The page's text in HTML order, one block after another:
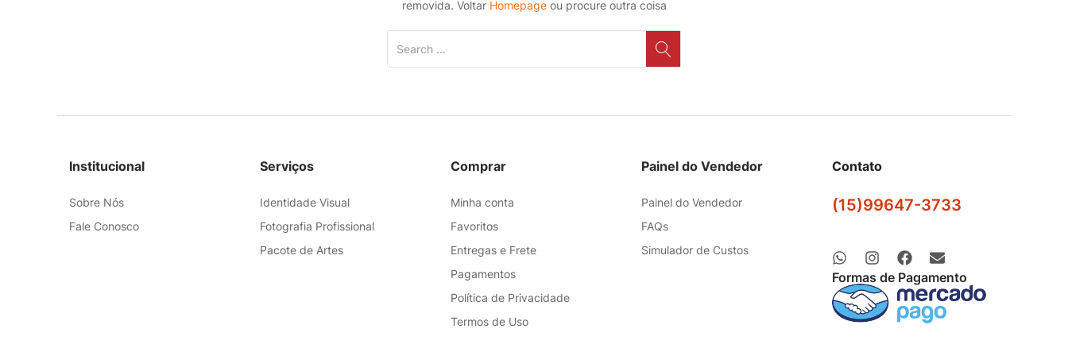
removida. Voltar Homepageou procure outra coisa
Institucional
Sobre Nós
Fale Conosco
Serviços
Identidade Visual
Fotografia Profissional
Pacote de Artes
Comprar
Minha conta
Favoritos
Entregas e Frete
Pagamentos
Política de Privacidade
Termos de Uso
Painel do Vendedor
Painel do Vendedor
FAQs
Simulador de Custos
Contato
(15)99647-3733
Formas de Pagamento